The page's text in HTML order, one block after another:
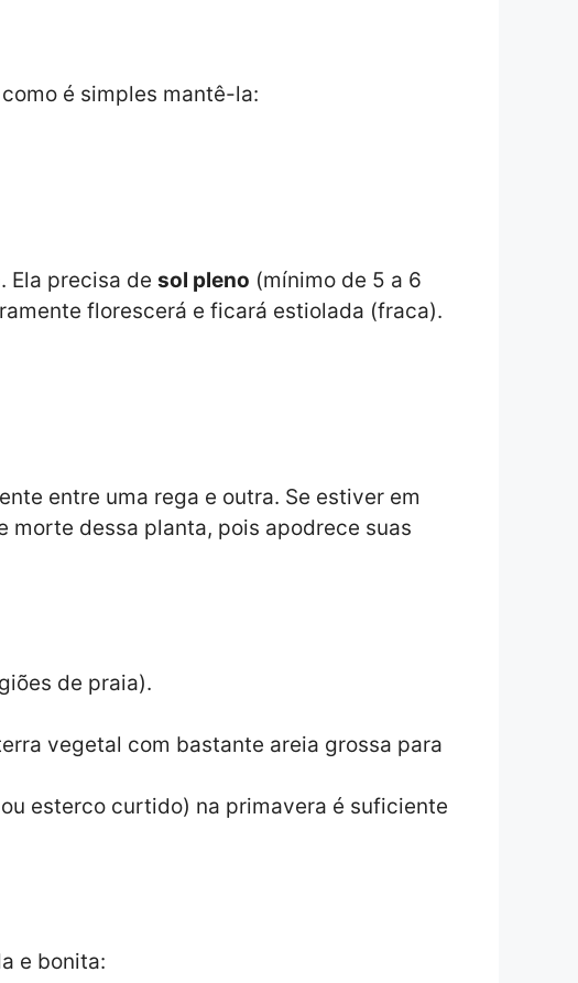
é simples mantê-la:
Ela precisa de sol pleno (mínimo de 5 a 6
florescerá e ficará estiolada (fraca).
entre uma rega e outra. Se estiver em
morte dessa planta, pois apodrece suas
de praia).
vegetal com bastante areia grossa para
esterco curtido) na primavera é suficiente
e bonita: